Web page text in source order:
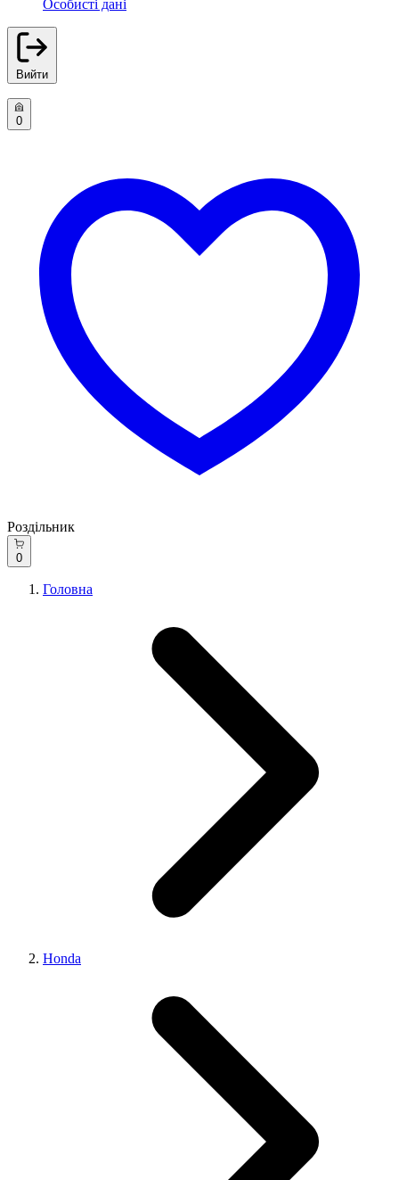
Особисті дані
Вийти
0
Роздільник
0
Головна
Honda